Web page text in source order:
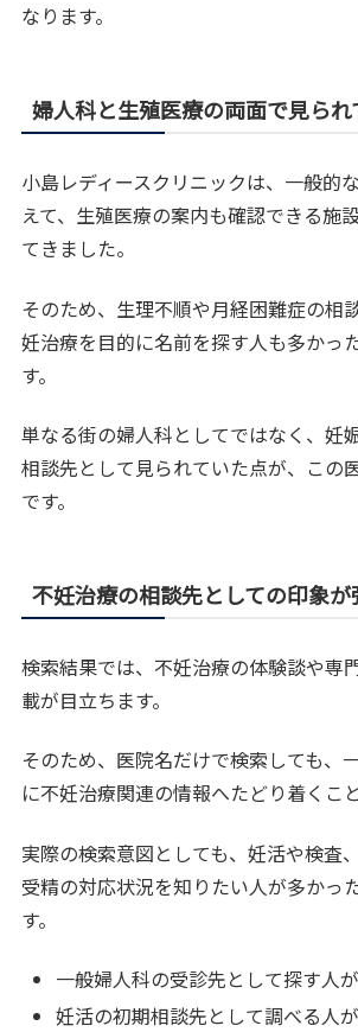
なります。
婦人科と生殖医療の両面で見られ
小島レディースクリニックは、一般的
えて、生殖医療の案内も確認できる施
てきました。
そのため、生理不順や月経困難症の相
妊治療を目的に名前を探す人も多かっ
す。
単なる街の婦人科としてではなく、妊
相談先として見られていた点が、この
です。
不妊治療の相談先としての印象が
検索結果では、不妊治療の体験談や専
載が目立ちます。
そのため、医院名だけで検索しても、
に不妊治療関連の情報へたどり着くこ
実際の検索意図としても、妊活や検査
受精の対応状況を知りたい人が多かっ
す。
一般婦人科の受診先として探す人
妊活の初期相談先として調べる人